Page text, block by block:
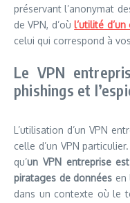
préservant l’anonymat
de VPN, d’oùl’utilité
celui qui correspond à
Le VPN
phishings et
L’utilisation d’un VPN
celle d’un VPN
qu’un VPN entreprise
piratages de données en
dans un contexte où le